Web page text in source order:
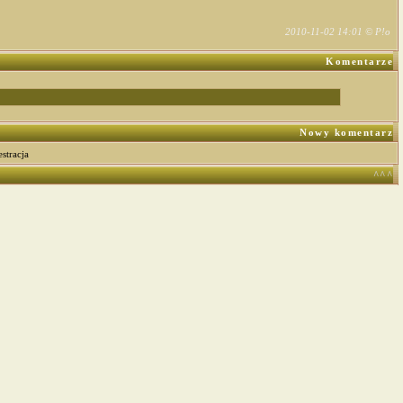
2010-11-02 14:01 © P!o
Komentarze
Nowy komentarz
^^^